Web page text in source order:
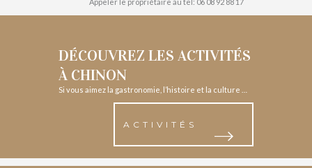
Appeler le propriétaire au tel: 06 08 92 88 17
DÉCOUVREZ LES ACTIVITÉS
À CHINON
Si vous aimez la gastronomie, l’histoire et la culture …
ACTIVITÉS